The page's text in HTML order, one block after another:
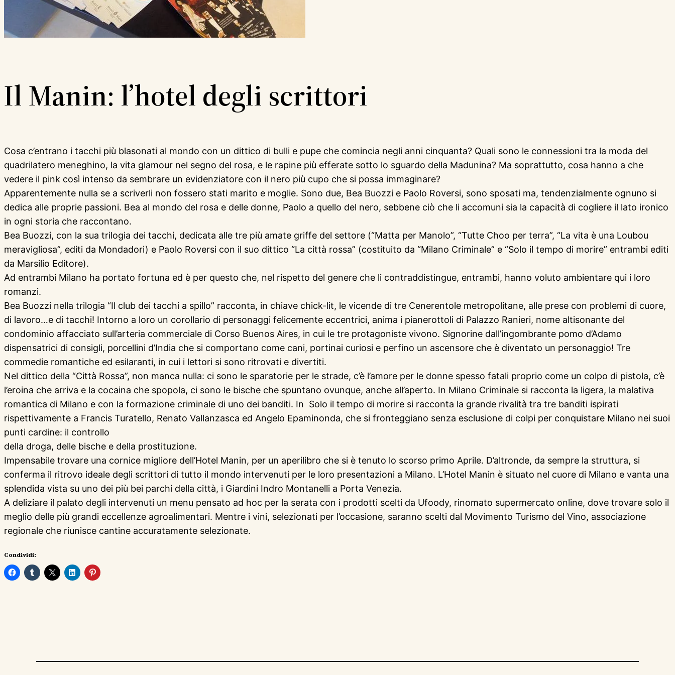
Il Manin: l’hotel degli scrittori
Cosa c’entrano i tacchi più blasonati al mondo con un dittico di bulli e pupe che comincia negli anni cinquanta? Quali sono le connessioni tra la moda del
quadrilatero meneghino, la vita glamour nel segno del rosa, e le rapine più efferate sotto lo sguardo della Madunina? Ma soprattutto, cosa hanno a che
vedere il pink così intenso da sembrare un evidenziatore con il nero più cupo che si possa immaginare?
Apparentemente nulla se a scriverli non fossero stati marito e moglie. Sono due, Bea Buozzi e Paolo Roversi, sono sposati ma, tendenzialmente ognuno si
dedica alle proprie passioni. Bea al mondo del rosa e delle donne, Paolo a quello del nero, sebbene ciò che li accomuni sia la capacità di cogliere il lato ironico
in ogni storia che raccontano.
Bea Buozzi, con la sua trilogia dei tacchi, dedicata alle tre più amate griffe del settore (“Matta per Manolo”, “Tutte Choo per terra”, “La vita è una Loubou
meravigliosa”, editi da Mondadori) e Paolo Roversi con il suo dittico “La città rossa” (costituito da “Milano Criminale” e “Solo il tempo di morire” entrambi editi
da Marsilio Editore).
Ad entrambi Milano ha portato fortuna ed è per questo che, nel rispetto del genere che li contraddistingue, entrambi, hanno voluto ambientare qui i loro
romanzi.
Bea Buozzi nella trilogia “Il club dei tacchi a spillo” racconta, in chiave chick-lit, le vicende di tre Cenerentole metropolitane, alle prese con problemi di cuore,
di lavoro…e di tacchi! Intorno a loro un corollario di personaggi felicemente eccentrici, anima i pianerottoli di Palazzo Ranieri, nome altisonante del
condominio affacciato sull’arteria commerciale di Corso Buenos Aires, in cui le tre protagoniste vivono. Signorine dall’ingombrante pomo d’Adamo
dispensatrici di consigli, porcellini d’India che si comportano come cani, portinai curiosi e perfino un ascensore che è diventato un personaggio! Tre
commedie romantiche ed esilaranti, in cui i lettori si sono ritrovati e divertiti.
Nel dittico della “Città Rossa”, non manca nulla: ci sono le sparatorie per le strade, c’è l’amore per le donne spesso fatali proprio come un colpo di pistola, c’è
l’eroina che arriva e la cocaina che spopola, ci sono le bische che spuntano ovunque, anche all’aperto. In Milano Criminale si racconta la ligera, la malativa
romantica di Milano e con la formazione criminale di uno dei banditi. In Solo il tempo di morire si racconta la grande rivalità tra tre banditi ispirati
rispettivamente a Francis Turatello, Renato Vallanzasca ed Angelo Epaminonda, che si fronteggiano senza esclusione di colpi per conquistare Milano nei suoi
punti cardine: il controllo
della droga, delle bische e della prostituzione.
Impensabile trovare una cornice migliore dell’Hotel Manin, per un aperilibro che si è tenuto lo scorso primo Aprile. D’altronde, da sempre la struttura, si
conferma il ritrovo ideale degli scrittori di tutto il mondo intervenuti per le loro presentazioni a Milano. L’Hotel Manin è situato nel cuore di Milano e vanta una
splendida vista su uno dei più bei parchi della città, i Giardini Indro Montanelli a Porta Venezia.
A deliziare il palato degli intervenuti un menu pensato ad hoc per la serata con i prodotti scelti da Ufoody, rinomato supermercato online, dove trovare solo il
meglio delle più grandi eccellenze agroalimentari. Mentre i vini, selezionati per l’occasione, saranno scelti dal Movimento Turismo del Vino, associazione
regionale che riunisce cantine accuratamente selezionate.
Condividi: